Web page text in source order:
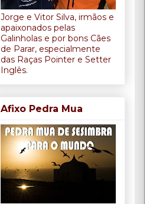
Jorge e Vitor Silva, irmãos e
apaixonados pelas
Galinholas e por bons Cães
de Parar, especialmente
das Raças Pointer e Setter
Inglês.
Afixo Pedra Mua